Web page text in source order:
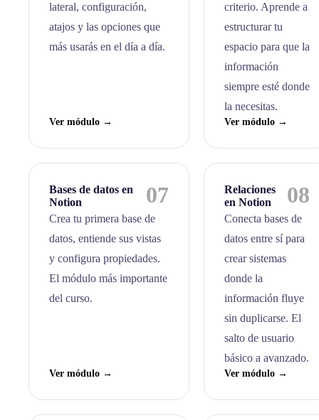
lateral, configuración,
atajos y las opciones que
más usarás en el día a día.
Ver módulo →
criterio. Aprende a
estructurar tu
espacio para que la
información
siempre esté donde
la necesitas.
Ver módulo →
Bases de datos en
Notion
07
Crea tu primera base de
datos, entiende sus vistas
y configura propiedades.
El módulo más importante
del curso.
Ver módulo →
Relaciones
en Notion
08
Conecta bases de
datos entre sí para
crear sistemas
donde la
información fluye
sin duplicarse. El
salto de usuario
básico a avanzado.
Ver módulo →